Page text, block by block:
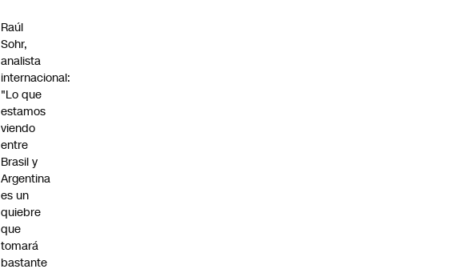
Raúl
Sohr,
analista
internacional:
"Lo que
estamos
viendo
entre
Brasil y
Argentina
es un
quiebre
que
tomará
bastante